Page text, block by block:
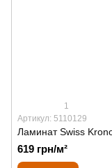
1
Артикул: 5110129
Ламинат Swiss
619 грн/м²